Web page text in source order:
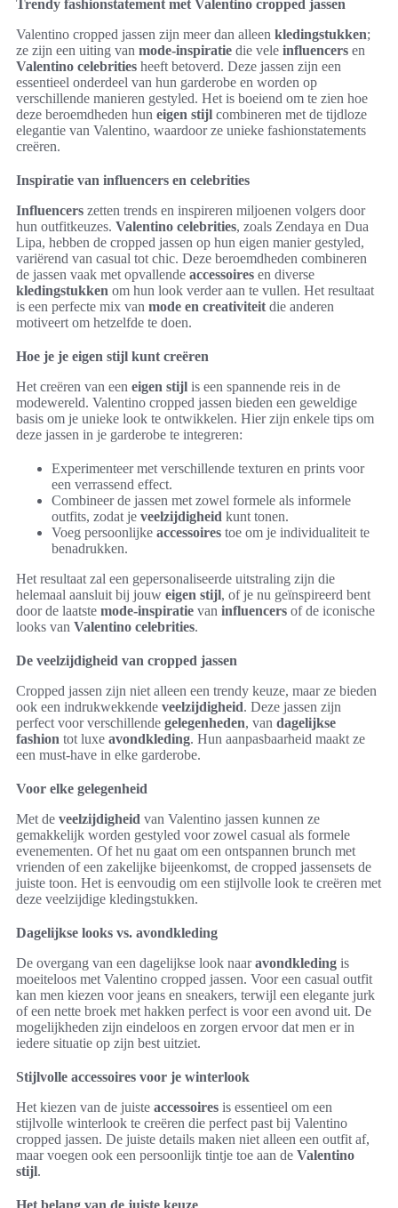
Trendy fashionstatement met Valentino cropped jassen
Valentino cropped jassen zijn meer dan alleen kledingstukken;
ze zijn een uiting van mode-inspiratie die vele influencers en
Valentino celebrities heeft betoverd. Deze jassen zijn een
essentieel onderdeel van hun garderobe en worden op
verschillende manieren gestyled. Het is boeiend om te zien hoe
deze beroemdheden hun eigen stijl combineren met de tijdloze
elegantie van Valentino, waardoor ze unieke fashionstatements
creëren.
Inspiratie van influencers en celebrities
Influencers zetten trends en inspireren miljoenen volgers door
hun outfitkeuzes. Valentino celebrities, zoals Zendaya en Dua
Lipa, hebben de cropped jassen op hun eigen manier gestyled,
variërend van casual tot chic. Deze beroemdheden combineren
de jassen vaak met opvallende accessoires en diverse
kledingstukken om hun look verder aan te vullen. Het resultaat
is een perfecte mix van mode en creativiteit die anderen
motiveert om hetzelfde te doen.
Hoe je je eigen stijl kunt creëren
Het creëren van een eigen stijl is een spannende reis in de
modewereld. Valentino cropped jassen bieden een geweldige
basis om je unieke look te ontwikkelen. Hier zijn enkele tips om
deze jassen in je garderobe te integreren:
Experimenteer met verschillende texturen en prints voor
een verrassend effect.
Combineer de jassen met zowel formele als informele
outfits, zodat je veelzijdigheid kunt tonen.
Voeg persoonlijke accessoires toe om je individualiteit te
benadrukken.
Het resultaat zal een gepersonaliseerde uitstraling zijn die
helemaal aansluit bij jouw eigen stijl, of je nu geïnspireerd bent
door de laatste mode-inspiratie van influencers of de iconische
looks van Valentino celebrities.
De veelzijdigheid van cropped jassen
Cropped jassen zijn niet alleen een trendy keuze, maar ze bieden
ook een indrukwekkende veelzijdigheid. Deze jassen zijn
perfect voor verschillende gelegenheden, van dagelijkse
fashion tot luxe avondkleding. Hun aanpasbaarheid maakt ze
een must-have in elke garderobe.
Voor elke gelegenheid
Met de veelzijdigheid van Valentino jassen kunnen ze
gemakkelijk worden gestyled voor zowel casual als formele
evenementen. Of het nu gaat om een ontspannen brunch met
vrienden of een zakelijke bijeenkomst, de cropped jassensets de
juiste toon. Het is eenvoudig om een stijlvolle look te creëren met
deze veelzijdige kledingstukken.
Dagelijkse looks vs. avondkleding
De overgang van een dagelijkse look naaravondkleding is
moeiteloos met Valentino cropped jassen. Voor een casual outfit
kan men kiezen voor jeans en sneakers, terwijl een elegante jurk
of een nette broek met hakken perfect is voor een avond uit. De
mogelijkheden zijn eindeloos en zorgen ervoor dat men er in
iedere situatie op zijn best uitziet.
Stijlvolle accessoires voor je winterlook
Het kiezen van de juiste accessoires is essentieel om een
stijlvolle winterlook te creëren die perfect past bij Valentino
cropped jassen. De juiste details maken niet alleen een outfit af,
maar voegen ook een persoonlijk tintje toe aan de Valentino
stijl.
Het belang van de juiste keuze